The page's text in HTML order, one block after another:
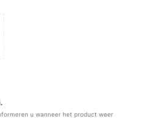
u wanneer het product weer